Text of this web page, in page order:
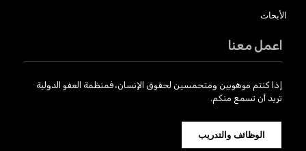
الأبحاث
اعمل معنا
إذا كنتم موهوبين ومتحمسين لحقوق الإنسان، فمنظمة العفو الدولية
تريد أن تسمع منكم.
الوظائف والتدريب